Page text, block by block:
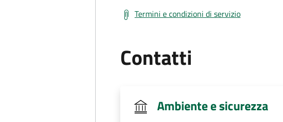
Termini e condizioni di servizio
Contatti
Ambiente e sicurezza